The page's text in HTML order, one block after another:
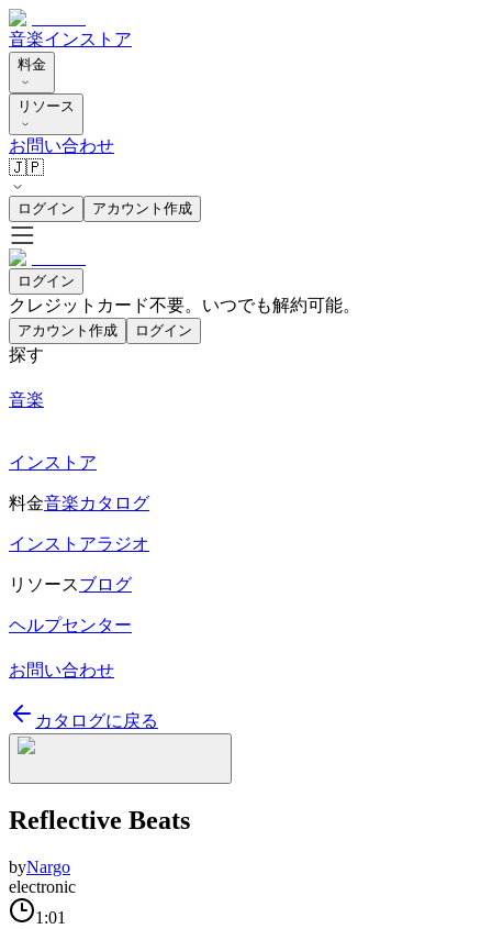
音楽インストア
料金
リソース
お問い合わせ
🇯🇵
ログイン アカウント作成
ログイン
クレジットカード不要。いつでも解約可能。
アカウント作成 ログイン
探す
音楽
インストア
料金音楽カタログ
インストアラジオ
リソースブログ
ヘルプセンター
お問い合わせ
カタログに戻る
Reflective Beats
byNargo
electronic
1:01